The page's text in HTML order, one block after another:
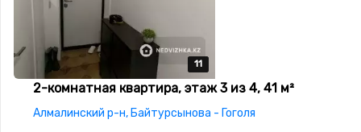
11
11
11
11
11
2-комнатная квартира, этаж 3 из 4, 41 м²
Алмалинский р-н, Байтурсынова - Гоголя